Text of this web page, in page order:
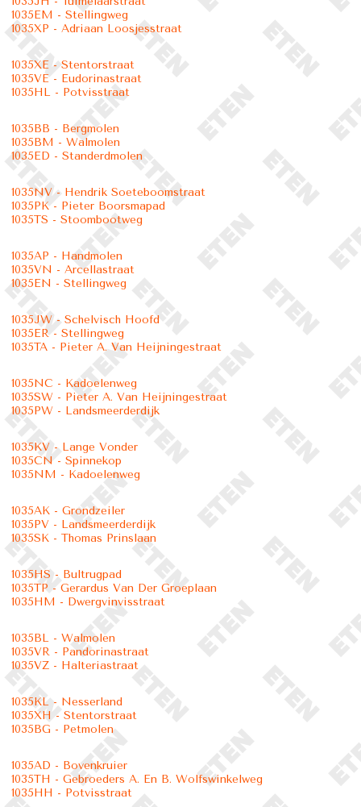
1035EM - Stellingweg
1035XP - Adriaan Loosjesstraat
1035XE - Stentorstraat
1035VE - Eudorinastraat
1035HL - Potvisstraat
1035BB - Bergmolen
1035BM - Walmolen
1035ED - Standerdmolen
1035NV - Hendrik Soeteboomstraat
1035PK - Pieter Boorsmapad
1035TS - Stoombootweg
1035AP - Handmolen
1035VN - Arcellastraat
1035EN - Stellingweg
1035JW - Schelvisch Hoofd
1035ER - Stellingweg
1035TA - Pieter A. Van Heijningestraat
1035NC - Kadoelenweg
1035SW - Pieter A. Van Heijningestraat
1035PW - Landsmeerderdijk
1035KV - Lange Vonder
1035CN - Spinnekop
1035NM - Kadoelenweg
1035AK - Grondzeiler
1035PV - Landsmeerderdijk
1035SK - Thomas Prinslaan
1035HS - Bultrugpad
1035TP - Gerardus Van Der Groeplaan
1035HM - Dwergvinvisstraat
1035BL - Walmolen
1035VR - Pandorinastraat
1035VZ - Halteriastraat
1035KL - Nesserland
1035XH - Stentorstraat
1035BG - Petmolen
1035AD - Bovenkruier
1035TH - Gebroeders A. En B. Wolfswinkelweg
1035HH - Potvisstraat